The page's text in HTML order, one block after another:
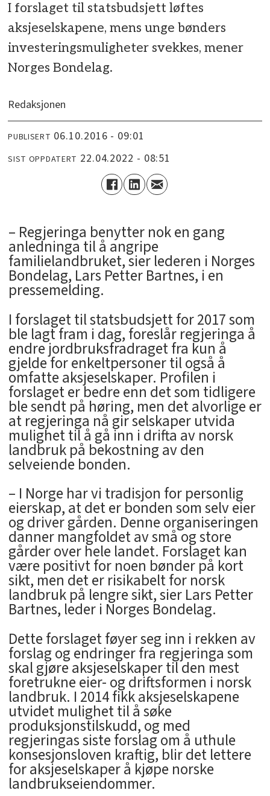
I forslaget til statsbudsjett løftes
aksjeselskapene, mens unge bønders
investeringsmuligheter svekkes, mener
Norges Bondelag.
Redaksjonen
PUBLISERT 06.10.2016 - 09:01
SIST OPPDATERT 22.04.2022 - 08:51
– Regjeringa benytter nok en gang
anledninga til å angripe
familielandbruket, sier lederen i Norges
Bondelag, Lars Petter Bartnes, i en
pressemelding.
I forslaget til statsbudsjett for 2017 som
ble lagt fram i dag, foreslår regjeringa å
endre jordbruksfradraget fra kun å
gjelde for enkeltpersoner til også å
omfatte aksjeselskaper. Profilen i
forslaget er bedre enn det som tidligere
ble sendt på høring, men det alvorlige er
at regjeringa nå gir selskaper utvida
mulighet til å gå inn i drifta av norsk
landbruk på bekostning av den
selveiende bonden.
– I Norge har vi tradisjon for personlig
eierskap, at det er bonden som selv eier
og driver gården. Denne organiseringen
danner mangfoldet av små og store
gårder over hele landet. Forslaget kan
være positivt for noen bønder på kort
sikt, men det er risikabelt for norsk
landbruk på lengre sikt, sier Lars Petter
Bartnes, leder i Norges Bondelag.
Dette forslaget føyer seg inn i rekken av
forslag og endringer fra regjeringa som
skal gjøre aksjeselskaper til den mest
foretrukne eier- og driftsformen i norsk
landbruk. I 2014 fikk aksjeselskapene
utvidet mulighet til å søke
produksjonstilskudd, og med
regjeringas siste forslag om å uthule
konsesjonsloven kraftig, blir det lettere
for aksjeselskaper å kjøpe norske
landbrukseiendommer.